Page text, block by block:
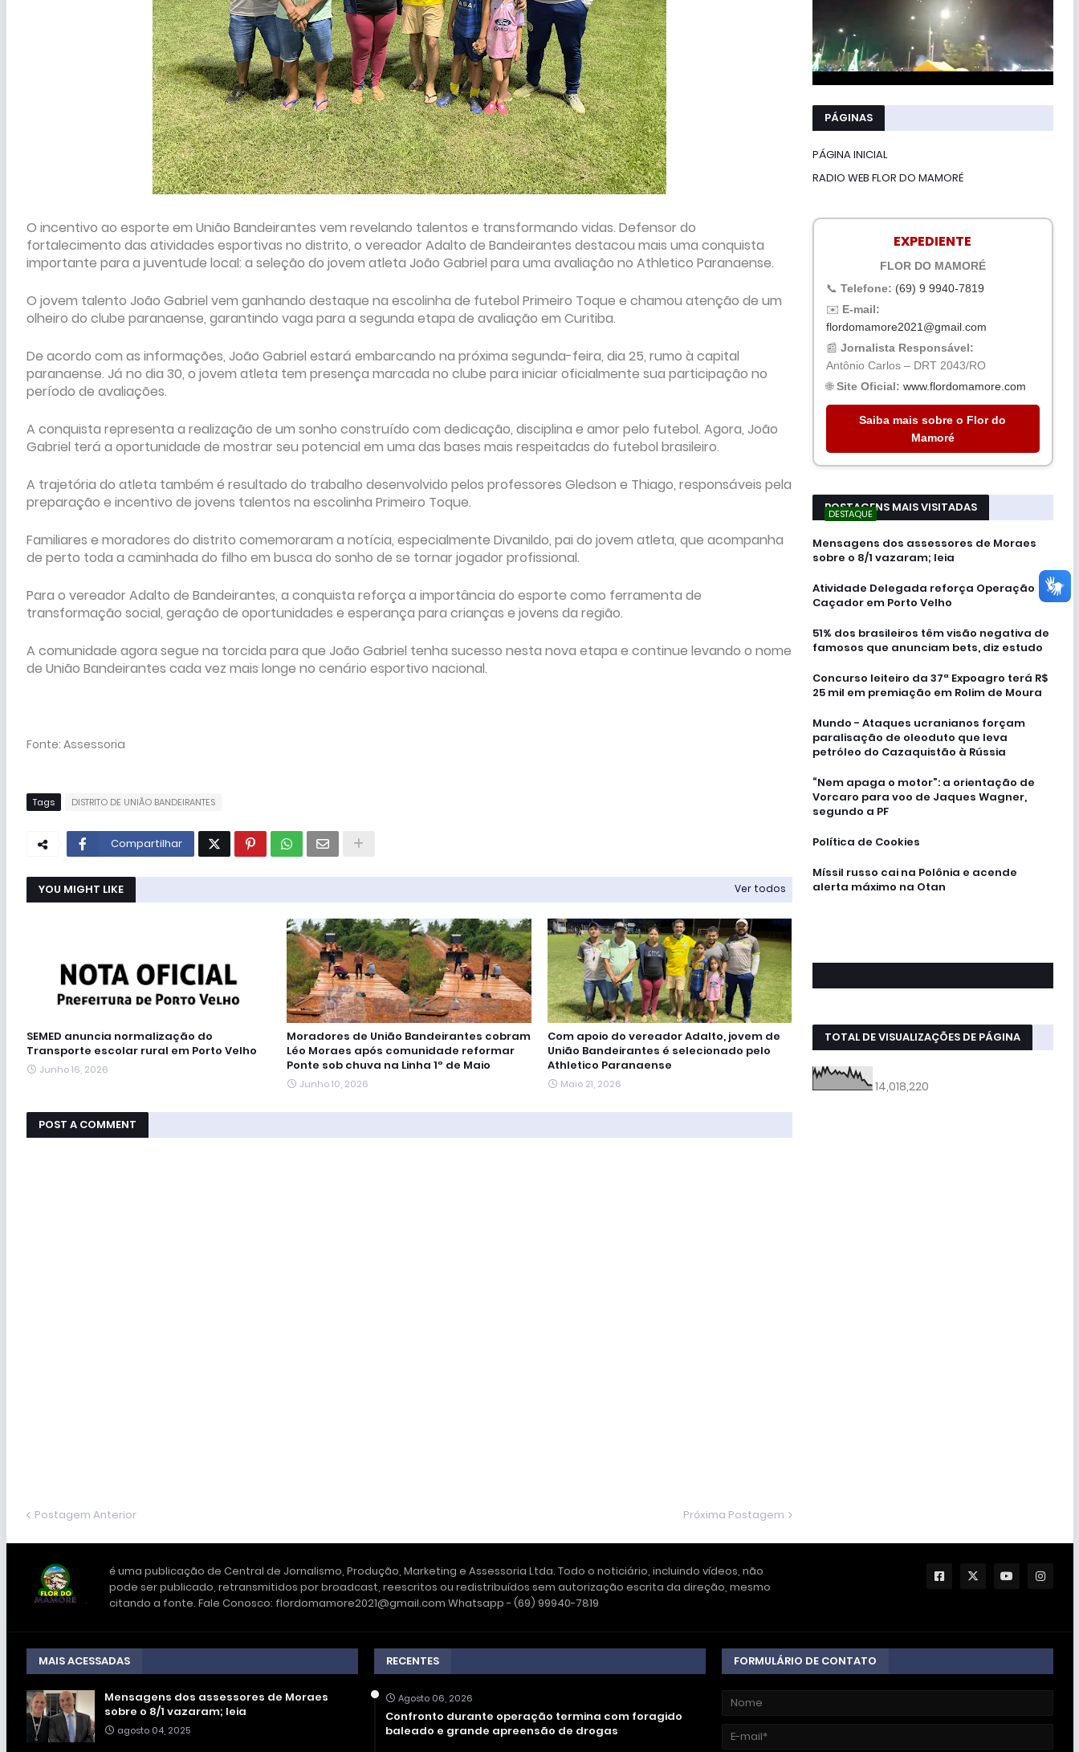
O incentivo ao esporte em União Bandeirantes vem revelando talentos e transformando vidas. Defensor do
fortalecimento das atividades esportivas no distrito, o vereador Adalto de Bandeirantes destacou mais uma conquista
importante para a juventude local: a seleção do jovem atleta João Gabriel para uma avaliação no Athletico Paranaense.
O jovem talento João Gabriel vem ganhando destaque na escolinha de futebol Primeiro Toque e chamou atenção de um
olheiro do clube paranaense, garantindo vaga para a segunda etapa de avaliação em Curitiba.
De acordo com as informações, João Gabriel estará embarcando na próxima segunda-feira, dia 25, rumo à capital
paranaense. Já no dia 30, o jovem atleta tem presença marcada no clube para iniciar oficialmente sua participação no
período de avaliações.
A conquista representa a realização de um sonho construído com dedicação, disciplina e amor pelo futebol. Agora, João
Gabriel terá a oportunidade de mostrar seu potencial em uma das bases mais respeitadas do futebol brasileiro.
A trajetória do atleta também é resultado do trabalho desenvolvido pelos professores Gledson e Thiago, responsáveis pela
preparação e incentivo de jovens talentos na escolinha Primeiro Toque.
Familiares e moradores do distrito comemoraram a notícia, especialmente Divanildo, pai do jovem atleta, que acompanha
de perto toda a caminhada do filho em busca do sonho de se tornar jogador profissional.
Para o vereador Adalto de Bandeirantes, a conquista reforça a importância do esporte como ferramenta de
transformação social, geração de oportunidades e esperança para crianças e jovens da região.
A comunidade agora segue na torcida para que João Gabriel tenha sucesso nesta nova etapa e continue levando o nome
de União Bandeirantes cada vez mais longe no cenário esportivo nacional.
Fonte: Assessoria
Tags DISTRITO DE UNIÃO BANDEIRANTES
Compartilhar
YOU MIGHT LIKE Ver todos
SEMED anuncia normalização do
Transporte escolar rural em Porto Velho
Junho 16, 2026
Moradores de União Bandeirantes cobram
Léo Moraes após comunidade reformar
Ponte sob chuva na Linha 1º de Maio
Junho 10, 2026
Com apoio do vereador Adalto, jovem de
União Bandeirantes é selecionado pelo
Athletico Paranaense
Maio 21, 2026
POST A COMMENT
Postagem Anterior Próxima Postagem
PÁGINAS
PÁGINA INICIAL
RADIO WEB FLOR DO MAMORÉ
EXPEDIENTE
FLOR DO MAMORÉ
📞 Telefone: (69) 9 9940-7819
✉️ E-mail:
flordomamore2021@gmail.com
📰 Jornalista Responsável:
Antônio Carlos – DRT 2043/RO
🌐Site Oficial: www.flordomamore.com
Saiba mais sobre o Flor do
Mamoré
POSTAGENS MAIS VISITADAS
DESTAQUE
Mensagens dos assessores de Moraes
sobre o 8/1 vazaram; leia
Atividade Delegada reforça Operação
Caçador em Porto Velho
51% dos brasileiros têm visão negativa de
famosos que anunciam bets, diz estudo
Concurso leiteiro da 37ª Expoagro terá R$
25 mil em premiação em Rolim de Moura
Mundo - Ataques ucranianos forçam
paralisação de oleoduto que leva
petróleo do Cazaquistão à Rússia
“Nem apaga o motor”: a orientação de
Vorcaro para voo de Jaques Wagner,
segundo a PF
Política de Cookies
Míssil russo cai na Polônia e acende
alerta máximo na Otan
TOTAL DE VISUALIZAÇÕES DE PÁGINA
14,018,220
é uma publicação de Central de Jornalismo, Produção, Marketing e Assessoria Ltda. Todo o noticiário, incluindo vídeos, não
pode ser publicado, retransmitidos por broadcast, reescritos ou redistribuídos sem autorização escrita da direção, mesmo
citando a fonte. Fale Conosco: flordomamore2021@gmail.com Whatsapp - (69) 99940-7819
MAIS ACESSADAS
Mensagens dos assessores de Moraes
sobre o 8/1 vazaram; leia
agosto 04, 2025
RECENTES
Agosto 06, 2026
Confronto durante operação termina com foragido
baleado e grande apreensão de drogas
FORMULÁRIO DE CONTATO